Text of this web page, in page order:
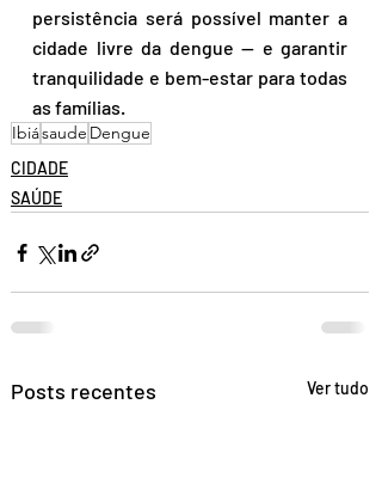
persistência será possível manter a
cidade livre da dengue — e garantir
tranquilidade e bem-estar para todas
as famílias.
Ibiásaude Dengue
CIDADE
SAÚDE
Posts recentes Ver tudo